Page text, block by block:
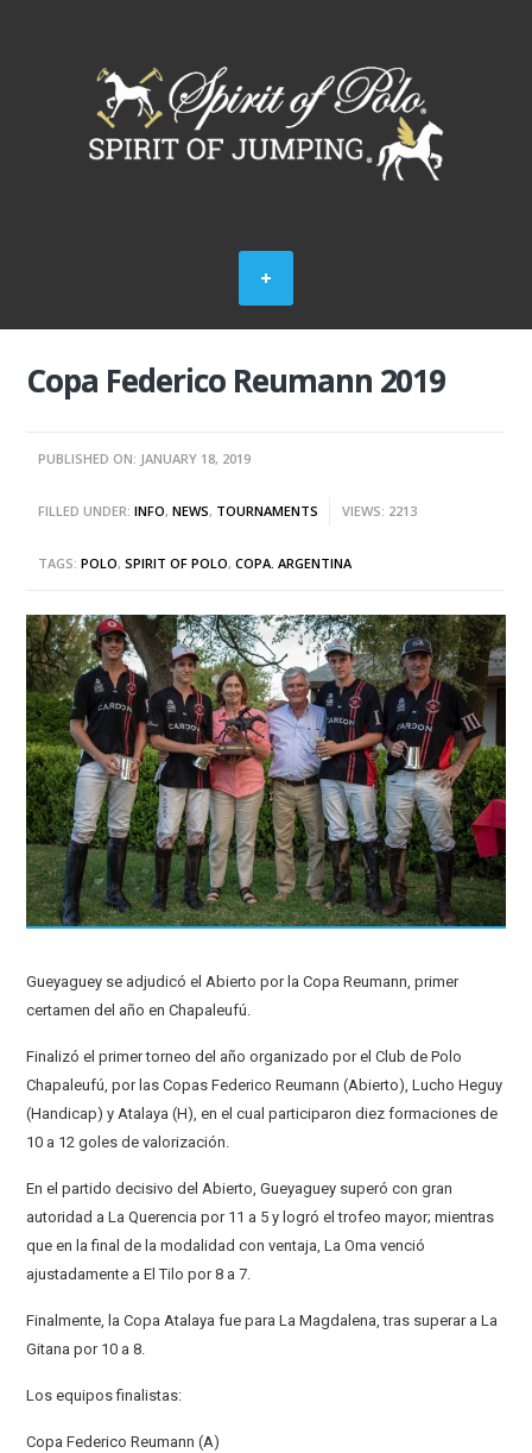
Copa Federico Reumann 2019
PUBLISHED ON: JANUARY 18, 2019
FILLED UNDER:INFO,NEWS, TOURNAMENTS VIEWS: 2213
TAGS:POLO,SPIRIT OF POLO,COPA. ARGENTINA
Gueyaguey se adjudicó el Abierto por la Copa Reumann, primer
certamen del año en Chapaleufú.
Finalizó el primer torneo del año organizado por el Club de Polo
Chapaleufú, por las Copas Federico Reumann (Abierto), Lucho Heguy
(Handicap) y Atalaya (H), en el cual participaron diez formaciones de
10 a 12 goles de valorización.
En el partido decisivo del Abierto, Gueyaguey superó con gran
autoridad a La Querencia por 11 a 5 y logró el trofeo mayor; mientras
que en la final de la modalidad con ventaja, La Oma venció
ajustadamente a El Tilo por 8 a 7.
Finalmente, la Copa Atalaya fue para La Magdalena, tras superar a La
Gitana por 10 a 8.
Los equipos finalistas:
Copa Federico Reumann (A)